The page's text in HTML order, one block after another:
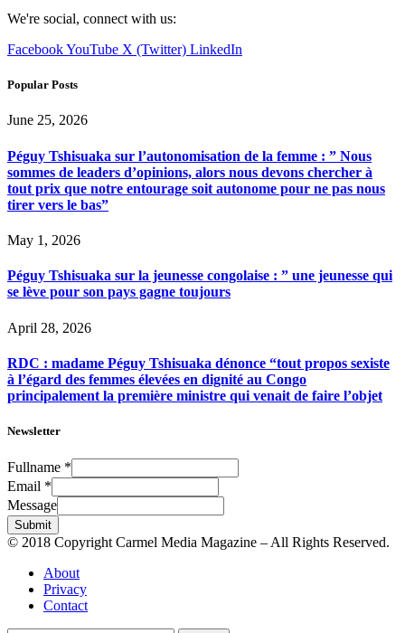
We're social, connect with us:
FacebookYouTube X (Twitter) LinkedIn
Popular Posts
June 25, 2026
Péguy Tshisuaka sur l’autonomisation de la femme : ” Nous
sommes de leaders d’opinions, alors nous devons chercher à
tout prix que notre entourage soit autonome pour ne pas nous
tirer vers le bas”
May 1, 2026
Péguy Tshisuaka sur la jeunesse congolaise : ” une jeunesse qui
se lève pour son pays gagne toujours
April 28, 2026
RDC : madame Péguy Tshisuaka dénonce “tout propos sexiste
à l’égard des femmes élevées en dignité au Congo
principalement la première ministre qui venait de faire l’objet
Newsletter
Fullname *
Email *
Message
Submit
© 2018 Copyright Carmel Media Magazine – All Rights Reserved.
About
Privacy
Contact